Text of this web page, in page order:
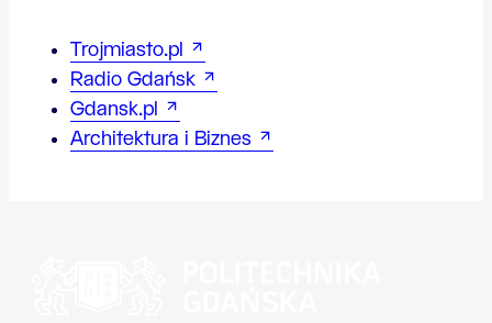
Trojmiasto.pl
Radio Gdańsk
Gdansk.pl
Architektura i Biznes